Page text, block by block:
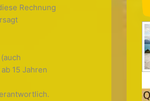
Rechnung
15 Jahren